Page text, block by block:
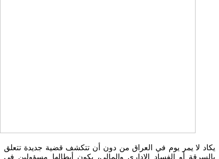
يكاد لا يمر يوم في العراق من دون أن تتكشف قضية جديدة تتعلق
بالسرقة أو الفساد الإداري والمالي، يكون أبطالها مسؤولين في